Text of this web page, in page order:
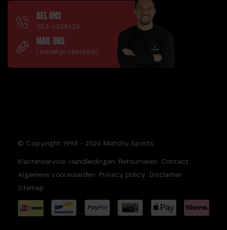
BEL ONS
053-4328424
MAIL ONS
[email protected]
© Copyright 1998 - 2026 Matchu Sports
Klantenservice Handleidingen Retourneren Contact
Algemene voorwaarden Privacy policy Disclaimer
Sitemap